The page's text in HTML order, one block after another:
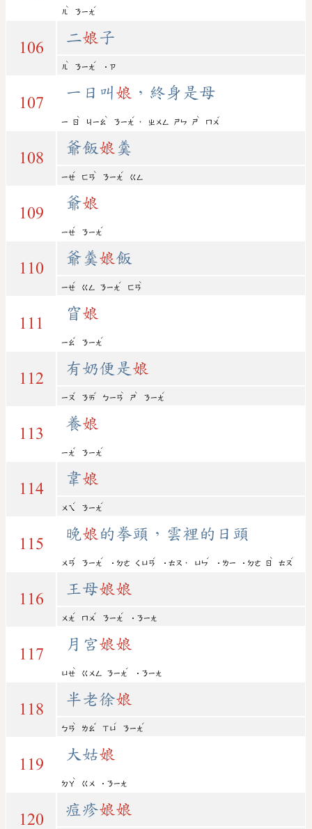
ㄦ
ˋ
ㄋㄧㄤ
ˊ
106
二娘 子
ㄦ
ˋ
ㄋㄧㄤ
ˊ
˙ㄗ
107
一日叫 娘 ，終身是母
ㄧ ㄖ
ˋ
ㄐㄧㄠ
ˋ
ㄋㄧㄤ
ˊ
， ㄓㄨㄥ ㄕㄣ ㄕ
ˋ
ㄇㄨ
ˇ
108
爺飯娘 羹
ㄧㄝ
ˊ
ㄈㄢ
ˋ
ㄋㄧㄤ
ˊ
ㄍㄥ
109
爺娘
ㄧㄝ
ˊ
ㄋㄧㄤ
ˊ
110
爺羹娘飯
ㄧㄝ
ˊ
ㄍㄥ ㄋㄧㄤ
ˊ
ㄈㄢ
ˋ
111
窅娘
ㄧㄠ
ˇ
ㄋㄧㄤ
ˊ
112
有奶便是 娘
ㄧㄡ
ˇ
ㄋㄞ
ˇ
ㄅㄧㄢ
ˋ
ㄕ
ˋ
ㄋㄧㄤ
ˊ
113
養娘
ㄧㄤ
ˇ
ㄋㄧㄤ
ˊ
114
韋娘
ㄨㄟ
ˊ
ㄋㄧㄤ
ˊ
115
晚娘 的拳頭，雲裡的日頭
ㄨㄢ
ˇ
ㄋㄧㄤ
ˊ
˙ㄉㄜ ㄑㄩㄢ
ˊ
˙ㄊㄡ ， ㄩㄣ
ˊ
˙ㄌㄧ ˙ㄉㄜ ㄖ
ˋ
ㄊㄡ
ˊ
116
王母娘娘
ㄨㄤ
ˊ
ㄇㄨ
ˇ
ㄋㄧㄤ
ˊ
˙ㄋㄧㄤ
117
月宮娘娘
ㄩㄝ
ˋ
ㄍㄨㄥ ㄋㄧㄤ
ˊ
˙ㄋㄧㄤ
118
半老徐娘
ㄅㄢ
ˋ
ㄌㄠ
ˇ
ㄒㄩ
ˊ
ㄋㄧㄤ
ˊ
119
大姑娘
ㄉㄚ
ˋ
ㄍㄨ ˙ㄋㄧㄤ
120
痘疹娘娘